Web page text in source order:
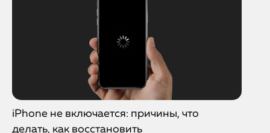
iPhone не включается: причины, что
делать, как восстановить